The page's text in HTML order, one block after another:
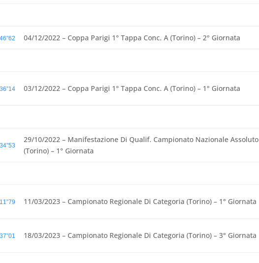
04/12/2022 – Coppa Parigi 1° Tappa Conc. A (Torino) – 2° Giornata
03/12/2022 – Coppa Parigi 1° Tappa Conc. A (Torino) – 1° Giornata
29/10/2022 – Manifestazione Di Qualif. Campionato Nazionale Assoluto
(Torino) – 1° Giornata
11/03/2023 – Campionato Regionale Di Categoria (Torino) – 1° Giornata
18/03/2023 – Campionato Regionale Di Categoria (Torino) – 3° Giornata